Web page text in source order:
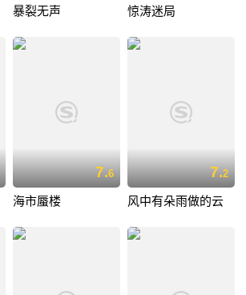
暴裂无声 惊涛迷局
7.6
海市蜃楼
7.2
风中有朵雨做的云